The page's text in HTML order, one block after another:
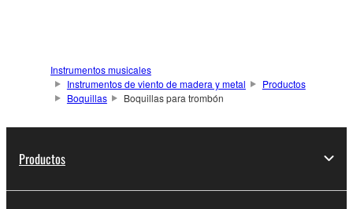
Instrumentos musicales
Instrumentos de viento de madera y metal
Productos
Boquillas
Boquillas para trombón
Productos